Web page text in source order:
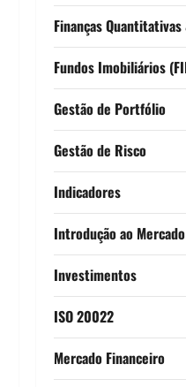
Finanças
Fundos Imobiliários
Gestão de Portfólio
Gestão de Risco
Indicadores
Introdução ao Mercado
Investimentos
ISO 20022
Mercado Financeiro